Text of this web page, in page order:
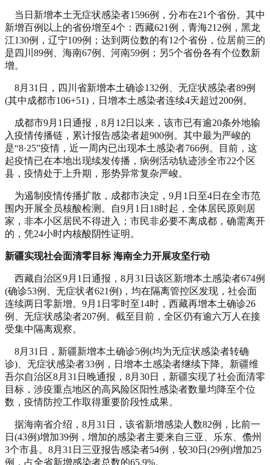
当日新增本土无症状感染者1596例，分布在21个省份。其中
新增百例以上的省份增至4个：西藏621例，青海212例，黑龙
江130例，辽宁109例；达到两位数的有12个省份，位居前三的
是四川89例、海南67例、河南59例；另5个省份各有个位数新
增。
8月31日，四川省新增本土确诊132例、无症状感染者89例
(其中成都市106+51)，日增本土感染者连续4天超过200例。
成都市9月1日通报，8月12日以来，该市已有逾20条外地输
入疫情传播链，累计报告感染者超900例。其中最为严峻的
是“8·25”疫情，近一周内已出现本土感染者766例。目前，这
起疫情已在本地出现续发传播，病例活动轨迹涉全市22个区
县，疫情处于上升期，形势异常复杂严峻。
为遏制疫情传播扩散，成都市决定，9月1日至4日在全市范
围内开展全员核酸检测。自9月1日18时起，全体居民原则居
家，非本小区居民不得进入；市民非必要不离成都，确需离开
的，凭24小时内核酸阴性证明。
新疆实现社会面清零目标 海南全力开展攻坚行动
西藏自治区9月1日通报，8月31日该区新增本土感染者674例
(确诊53例、无症状者621例)，均在隔离管控区发现，社会面
连续两日零新增。9月1日零时至14时，西藏再增本土确诊26
例、无症状感染者207例。截至目前，全区仍有逾六万人在接
受集中隔离观察。
8月31日，新疆新增本土确诊5例(均为无症状感染者转确
诊)、无症状感染者33例，日增本土感染者继续下降。新疆维
吾尔自治区8月31日晚通报，8月30日，新疆实现了社会面清零
目标，涉疫重点地区的高风险区阳性感染者数量均降至个位
数，疫情防控工作取得重要阶段性成果。
据海南省介绍，8月31日，该省新增感染人数82例，比前一
日(43例)增加39例，增加的感染者主要来自三亚、乐东、儋州
3个市县。8月31日三亚报告感染者54例，较30日(29例)增加25
例，占全省新增感染者总数的65.9%。